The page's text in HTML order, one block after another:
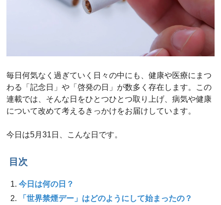
毎日何気なく過ぎていく日々の中にも、健康や医療にまつ
わる「記念日」や「啓発の日」が数多く存在します。この
連載では、そんな日をひとつひとつ取り上げ、病気や健康
について改めて考えるきっかけをお届けしています。
今日は5月31日、こんな日です。
目次
今日は何の日？
「世界禁煙デー」はどのようにして始まったの？